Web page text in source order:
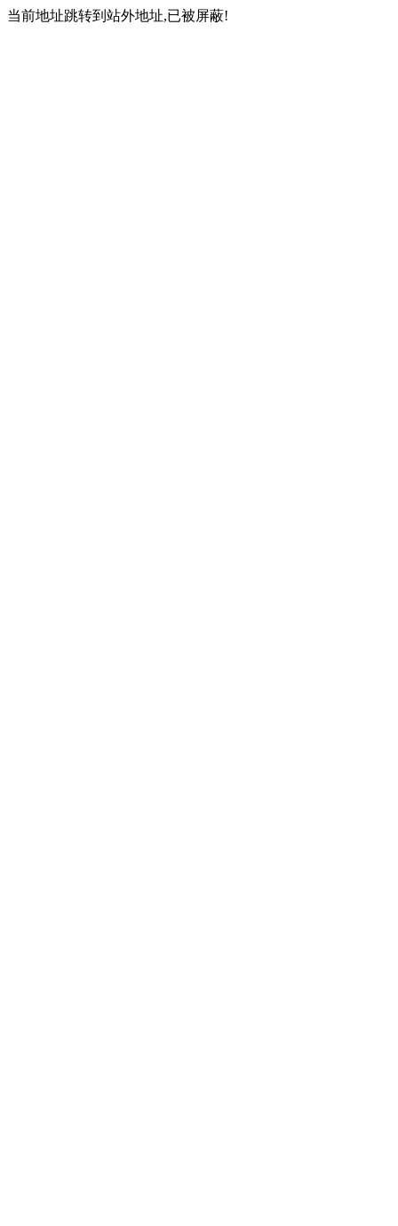
当前地址跳转到站外地址,已被屏蔽!